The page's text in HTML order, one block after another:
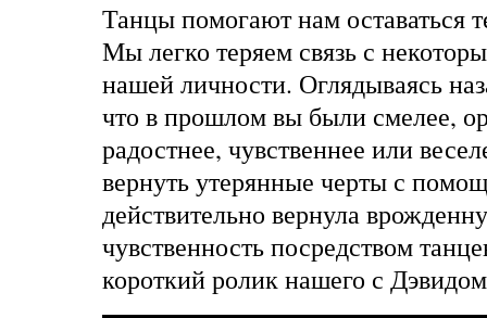
Танцы помогают нам оставаться
Мы легко теряем связь с
нашей личности. Оглядываясь
что в прошлом вы были смелее,
радостнее, чувственнее или
вернуть утерянные черты с
действительно вернула
чувственность посредством
короткий ролик нашего с